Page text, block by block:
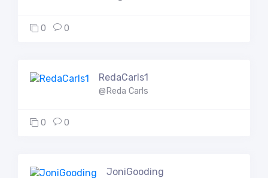
0 0
RedaCarls1
@Reda Carls
0 0
JoniGooding